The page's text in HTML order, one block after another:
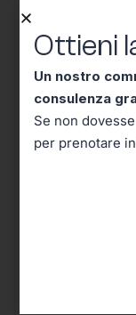
Che
Ottieni
Un nostro
consulenza
Se non
per prenotare